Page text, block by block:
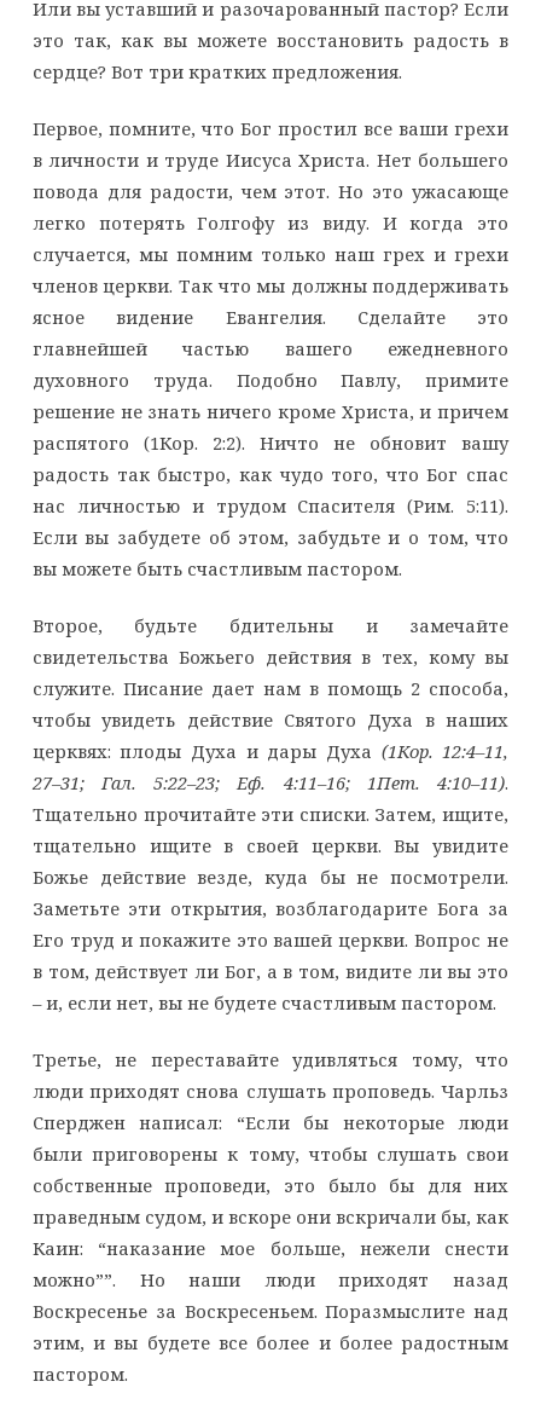
Или вы уставший и разочарованный пастор? Если
это так, как вы можете восстановить радость в
сердце? Вот три кратких предложения.
Первое, помните, что Бог простил все ваши грехи
в личности и труде Иисуса Христа. Нет большего
повода для радости, чем этот. Но это ужасающе
легко потерять Голгофу из виду. И когда это
случается, мы помним только наш грех и грехи
членов церкви. Так что мы должны поддерживать
ясное видение Евангелия. Сделайте это
главнейшей частью вашего ежедневного
духовного труда. Подобно Павлу, примите
решение не знать ничего кроме Христа, и причем
распятого (1Кор. 2:2). Ничто не обновит вашу
радость так быстро, как чудо того, что Бог спас
нас личностью и трудом Спасителя (Рим. 5:11).
Если вы забудете об этом, забудьте и о том, что
вы можете быть счастливым пастором.
Второе, будьте бдительны и замечайте
свидетельства Божьего действия в тех, кому вы
служите. Писание дает нам в помощь 2 способа,
чтобы увидеть действие Святого Духа в наших
церквях: плоды Духа и дары Духа (1Кор. 12:4–11,
27–31; Гал. 5:22–23; Еф. 4:11–16; 1Пет. 4:10–11).
Тщательно прочитайте эти списки. Затем, ищите,
тщательно ищите в своей церкви. Вы увидите
Божье действие везде, куда бы не посмотрели.
Заметьте эти открытия, возблагодарите Бога за
Его труд и покажите это вашей церкви. Вопрос не
в том, действует ли Бог, а в том, видите ли вы это
– и, если нет, вы не будете счастливым пастором.
Третье, не переставайте удивляться тому, что
люди приходят снова слушать проповедь. Чарльз
Сперджен написал: “Если бы некоторые люди
были приговорены к тому, чтобы слушать свои
собственные проповеди, это было бы для них
праведным судом, и вскоре они вскричали бы, как
Каин: “наказание мое больше, нежели снести
можно””. Но наши люди приходят назад
Воскресенье за Воскресеньем. Поразмыслите над
этим, и вы будете все более и более радостным
пастором.